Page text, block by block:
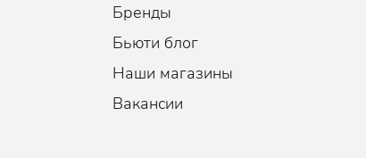
Бренды
Бьюти блог
Наши магазины
Вакансии